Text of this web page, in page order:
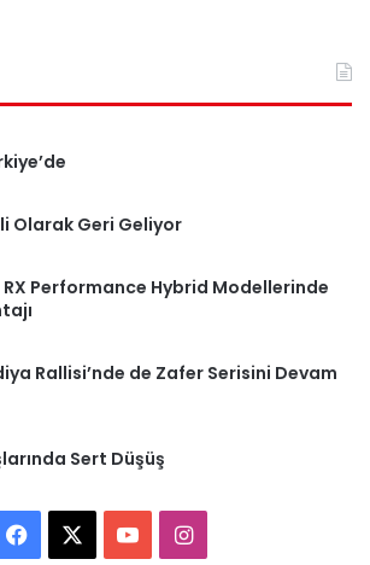
Olarak Geri Geliyor
RX Performance Hybrid Modellerinde
Rallisi’nde de Zafer Serisini Devam
Sert Düşüş
Facebook YouTubeInstagram